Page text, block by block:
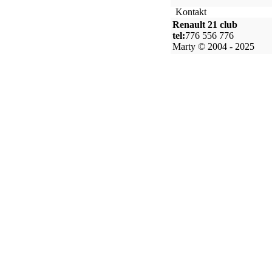
Kontakt
Renault 21 club
tel:776 556 776
Marty © 2004 - 2025